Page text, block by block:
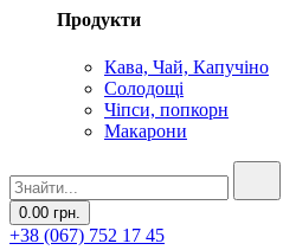
Продукти
Кава, Чай, Капучіно
Солодощі
Чіпси, попкорн
Макарони
0.00 грн.
+38 (067) 752 17 45